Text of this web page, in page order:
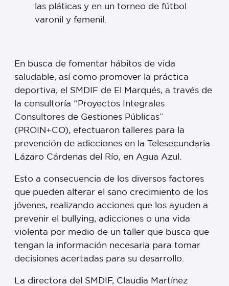
las pláticas y en un torneo de fútbol
varonil y femenil.
En busca de fomentar hábitos de vida
saludable, así como promover la práctica
deportiva, el SMDIF de El Marqués, a través de
la consultoría “Proyectos Integrales
Consultores de Gestiones Públicas”
(PROIN+CO), efectuaron talleres para la
prevención de adicciones en la Telesecundaria
Lázaro Cárdenas del Río, en Agua Azul.
Esto a consecuencia de los diversos factores
que pueden alterar el sano crecimiento de los
jóvenes, realizando acciones que los ayuden a
prevenir el bullying, adicciones o una vida
violenta por medio de un taller que busca que
tengan la información necesaria para tomar
decisiones acertadas para su desarrollo.
La directora del SMDIF, Claudia Martínez